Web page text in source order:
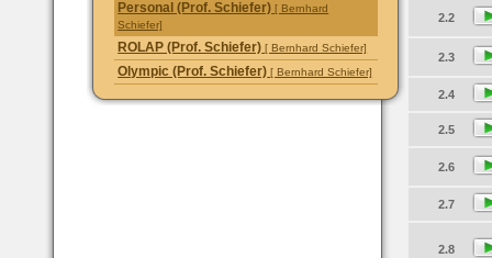
2.2
2.3
2.4
2.5
2.6
2.7
2.8
Personal (Prof. Schiefer) [ Bernhard
Schiefer]
ROLAP (Prof. Schiefer) [ Bernhard Schiefer]
Olympic (Prof. Schiefer) [ Bernhard Schiefer]